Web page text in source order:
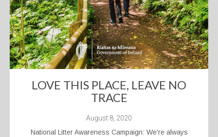
LOVE THIS PLACE, LEAVE NO
TRACE
August 8, 2020
National Litter Awareness Campaign: We're always